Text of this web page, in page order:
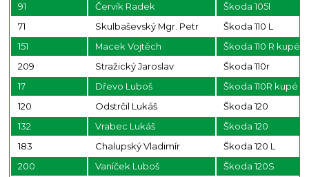
91
Červík Radek
Škoda 105l
71
Skulbaševský Mgr. Petr
Škoda 110 L
151
Macek Vojtěch
Škoda 110 R kupé
209
Stražický Jaroslav
Škoda 110r
17
Dřevo Luboš
Škoda 110R kupé
120
Odstrčil Lukáš
Škoda 120
132
Vrabec Lukáš
Škoda 120
183
Chalupský Vladimír
Škoda 120 L
200
Vaníček Luboš
Škoda 120S